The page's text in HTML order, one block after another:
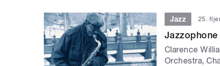
Jazz 25.
Clarence
Orchestra,